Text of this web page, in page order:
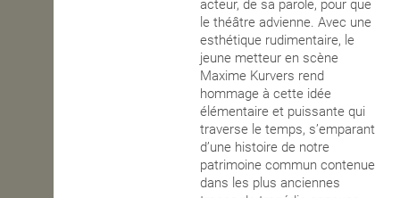
acteur, de sa parole, pour que
le théâtre advienne. Avec une
esthétique rudimentaire, le
jeune metteur en scène
Maxime Kurvers rend
hommage à cette idée
élémentaire et puissante qui
traverse le temps, s’emparant
d’une histoire de notre
patrimoine commun contenue
dans les plus anciennes